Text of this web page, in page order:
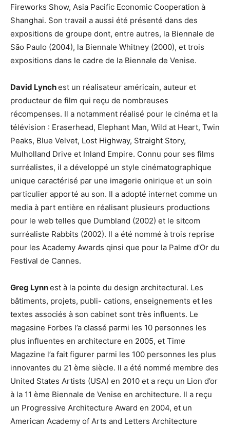
Fireworks Show, Asia Pacific Economic Cooperation à
Shanghai. Son travail a aussi été présenté dans des
expositions de groupe dont, entre autres, la Biennale de
São Paulo (2004), la Biennale Whitney (2000), et trois
expositions dans le cadre de la Biennale de Venise.
David Lynchest un réalisateur américain, auteur et
producteur de film qui reçu de nombreuses
récompenses. Il a notamment réalisé pour le cinéma et la
télévision : Eraserhead, Elephant Man, Wild at Heart, Twin
Peaks, Blue Velvet, Lost Highway, Straight Story,
Mulholland Drive et Inland Empire. Connu pour ses films
surréalistes, il a développé un style cinématographique
unique caractérisé par une imagerie onirique et un soin
particulier apporté au son. Il a adopté internet comme un
media à part entière en réalisant plusieurs productions
pour le web telles que Dumbland (2002) et le sitcom
surréaliste Rabbits (2002). Il a été nommé à trois reprise
pour les Academy Awards qinsi que pour la Palme d’Or du
Festival de Cannes.
Greg Lynnest à la pointe du design architectural. Les
bâtiments, projets, publi- cations, enseignements et les
textes associés à son cabinet sont très influents. Le
magasine Forbes l’a classé parmi les 10 personnes les
plus influentes en architecture en 2005, et Time
Magazine l’a fait figurer parmi les 100 personnes les plus
innovantes du 21 ème siècle. Il a été nommé membre des
United States Artists (USA) en 2010 et a reçu un Lion d’or
à la 11 ème Biennale de Venise en architecture. Il a reçu
un Progressive Architecture Award en 2004, et un
American Academy of Arts and Letters Architecture